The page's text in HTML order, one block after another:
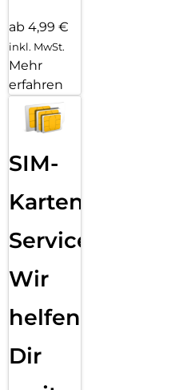
ab 4,99 €
inkl. MwSt.
Mehr
erfahren
SIM-
Karten
Service:
Wir
helfen
Dir